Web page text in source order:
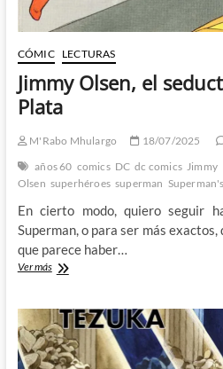
CÓMIC LECTURAS
Jimmy Olsen, el
Plata
M'Rabo Mhulargo 18/07/2025
años 60 comics DC dc comics Jimmy
Olsen superhéroes superman
En cierto modo, quiero seguir
Superman, o para ser más
que parece haber…
Ver másJimmy
seductor
de
la
Edad